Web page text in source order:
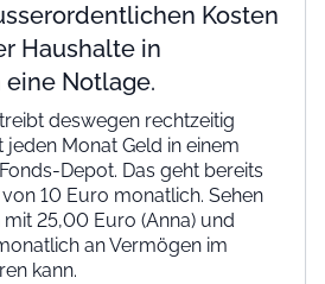
Kosten
Haushalte in
Notlage.
deswegen rechtzeitig
Monat Geld in einem
Depot. Das geht bereits
10 Euro monatlich. Sehen
25,00 Euro (Anna) und
an Vermögen im
kann.